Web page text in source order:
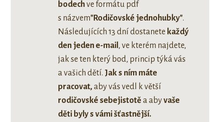
bodechve formátu pdf
s názvem"Rodičovské jednohubky".
Následujících 13 dní dostanete každý
den jeden e-mail , ve kterém najdete,
jak se ten který bod, princip týká vás
a vašich dětí. Jak s ním máte
pracovat,aby vás vedl k větší
rodičovské sebejistotě a abyvaše
děti byly s vámi šťastnější.